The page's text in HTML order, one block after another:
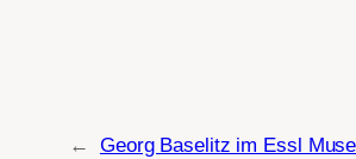
← Georg Baselitz im Essl